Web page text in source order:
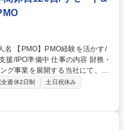
仕事の内容 財務・
グ事業を展開する当社にて、P
きます。クラウドの経験を活か
の案件に関わる環境です。■将
当となっていただくポジション
及び運用支援、進捗管理や報
全週休2日制
土日祝休み